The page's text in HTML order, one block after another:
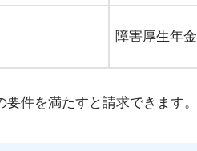
障害厚生年金
件を満たすと請求できます。